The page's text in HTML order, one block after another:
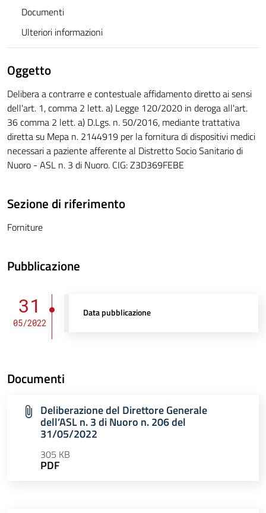
Documenti
Ulteriori informazioni
Oggetto
Delibera a contrarre e contestuale affidamento diretto ai sensi
dell'art. 1, comma 2 lett. a) Legge 120/2020 in deroga all'art.
36 comma 2 lett. a) D.Lgs. n. 50/2016, mediante trattativa
diretta su Mepa n. 2144919 per la fornitura di dispositivi medici
necessari a paziente afferente al Distretto Socio Sanitario di
Nuoro - ASL n. 3 di Nuoro. CIG: Z3D369FEBE
Sezione di riferimento
Forniture
Pubblicazione
31
05/2022
Data pubblicazione
Documenti
Deliberazione del Direttore Generale
dell’ASL n. 3 di Nuoro n. 206 del
31/05/2022
305 KB
PDF